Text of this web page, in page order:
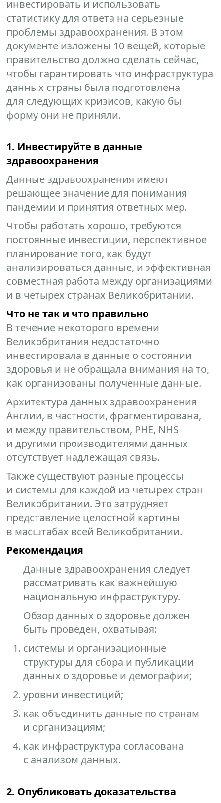
инвестировать и использовать
статистику для ответа на серьезные
проблемы здравоохранения. В этом
документе изложены 10 вещей, которые
правительство должно сделать сейчас,
чтобы гарантировать что инфраструктура
данных страны была подготовлена
для следующих кризисов, какую бы
форму они не приняли.
1. Инвестируйте в данные
здравоохранения
Данные здравоохранения имеют
решающее значение для понимания
пандемии и принятия ответных мер.
Чтобы работать хорошо, требуются
постоянные инвестиции, перспективное
планирование того, как будут
анализироваться данные, и эффективная
совместная работа между организациями
и в четырех странах Великобритании.
Что не так и что правильно
В течение некоторого времени
Великобритания недостаточно
инвестировала в данные о состоянии
здоровья и не обращала внимания на то,
как организованы полученные данные.
Архитектура данных здравоохранения
Англии, в частности, фрагментирована,
и между правительством, PHE, NHS
и другими производителями данных
отсутствует надлежащая связь.
Также существуют разные процессы
и системы для каждой из четырех стран
Великобритании. Это затрудняет
представление целостной картины
в масштабах всей Великобритании.
Рекомендация
Данные здравоохранения следует
рассматривать как важнейшую
национальную инфраструктуру.
Обзор данных о здоровье должен
быть проведен, охватывая:
системы и организационные
структуры для сбора и публикации
данных о здоровье и демографии;
уровни инвестиций;
как объединить данные по странам
и организациям;
как инфраструктура согласована
с анализом данных.
2. Опубликовать доказательства